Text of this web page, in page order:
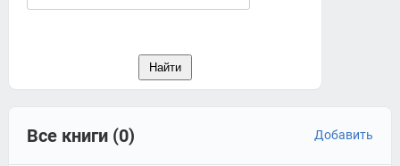
Все книги (0) Добавить